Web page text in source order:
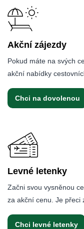
Akční zájezdy
Pokud máte na svých
akční nabídky
Chci na dovolenou
Levné letenky
Začni svou vysněnou
za akční cenu. Je přeci
Chci levné letenky